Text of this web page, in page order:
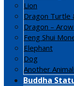
Lion
Dragon Turtle
Dragon –
Feng Shui
Elephant
Dog
Another
Buddha